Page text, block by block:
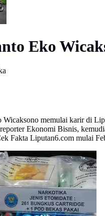
Eko
Wicaksono memulai karir di
Ekonomi Bisnis,
Fakta Liputan6.com mulai